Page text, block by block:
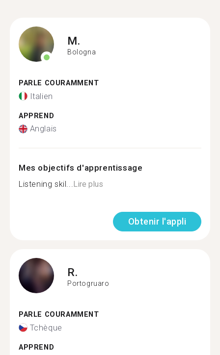
M.
Bologna
PARLE COURAMMENT
Italien
APPREND
Anglais
Mes objectifs d'apprentissage
Listening skil...Lire plus
Obtenir l'appli
R.
Portogruaro
PARLE COURAMMENT
Tchèque
APPREND